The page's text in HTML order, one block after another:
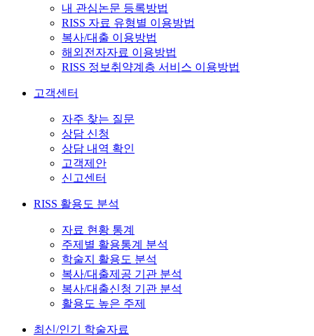
내 관심논문 등록방법
RISS 자료 유형별 이용방법
복사/대출 이용방법
해외전자자료 이용방법
RISS 정보취약계층 서비스 이용방법
고객센터
자주 찾는 질문
상담 신청
상담 내역 확인
고객제안
신고센터
RISS 활용도 분석
자료 현황 통계
주제별 활용통계 분석
학술지 활용도 분석
복사/대출제공 기관 분석
복사/대출신청 기관 분석
활용도 높은 주제
최신/인기 학술자료